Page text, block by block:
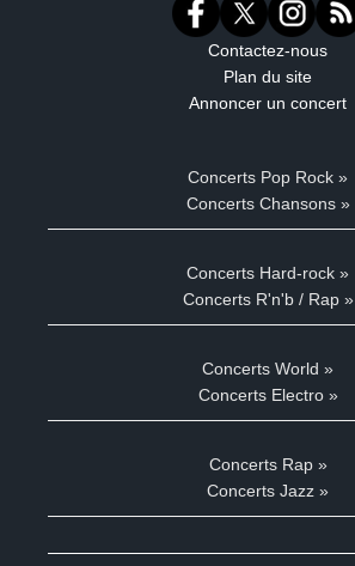
Contactez-nous
Plan du site
Annoncer un concert
Concerts Pop Rock »
Concerts Chansons »
Concerts Hard-rock »
Concerts R'n'b / Rap »
Concerts World »
Concerts Electro »
Concerts Rap »
Concerts Jazz »